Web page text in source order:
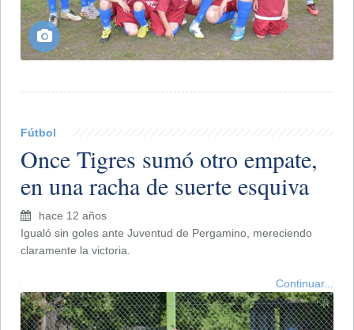
Fútbol
Once Tigres sumó otro empate,
en una racha de suerte esquiva
hace 12 años
Igualó sin goles ante Juventud de Pergamino, mereciendo
claramente la victoria.
Continuar...